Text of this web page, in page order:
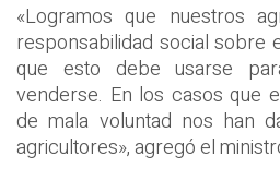
«Logramos que nuestros
responsabilidad social sobre
que esto debe usarse
venderse. En los casos que
de mala voluntad nos han
agricultores», agregó el